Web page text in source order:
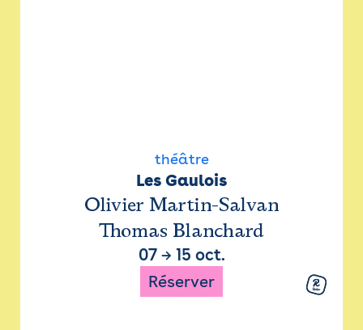
théâtre
Les Gaulois
Olivier Martin-Salvan
Thomas Blanchard
07→ 15 oct.
Réserver